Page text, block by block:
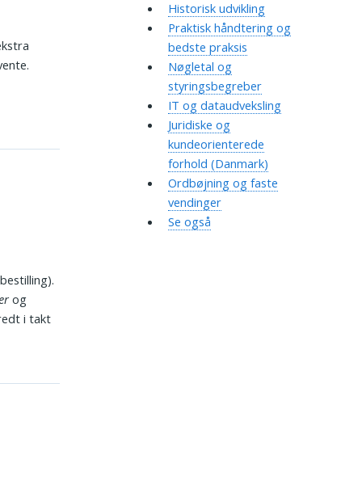
og
i takt
Historisk udvikling
Praktisk håndtering og
bedste praksis
Nøgletal og
styringsbegreber
IT og dataudveksling
Juridiske og
kundeorienterede
forhold (Danmark)
Ordbøjning og faste
vendinger
Se også